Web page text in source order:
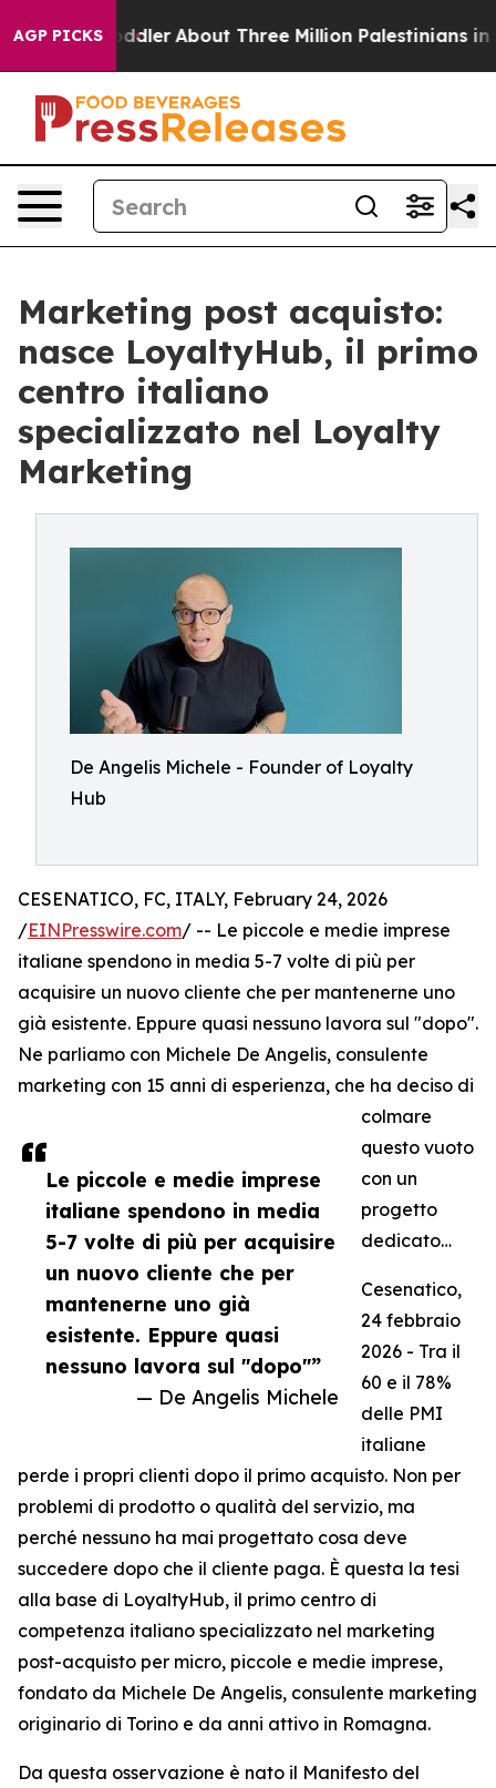
AGP PICKS
a Toddler About Three Million Palestinians in
Marketing post acquisto:
nasce LoyaltyHub, il primo
centro italiano
specializzato nel Loyalty
Marketing
De Angelis Michele - Founder of Loyalty
Hub
Le piccole e medie imprese
italiane spendono in media
5-7 volte di più per acquisire
un nuovo cliente che per
mantenerne uno già
esistente. Eppure quasi
nessuno lavora sul "dopo"”
— De Angelis Michele
CESENATICO, FC, ITALY, February 24, 2026
/EINPresswire.com/ -- Le piccole e medie imprese
italiane spendono in media 5-7 volte di più per
acquisire un nuovo cliente che per mantenerne uno
già esistente. Eppure quasi nessuno lavora sul "dopo".
Ne parliamo con Michele De Angelis, consulente
marketing con 15 anni di esperienza, che ha deciso di
colmare
questo vuoto
con un
progetto
dedicato…
Cesenatico,
24 febbraio
2026 - Tra il
60 e il 78%
delle PMI
italiane
perde i propri clienti dopo il primo acquisto. Non per
problemi di prodotto o qualità del servizio, ma
perché nessuno ha mai progettato cosa deve
succedere dopo che il cliente paga. È questa la tesi
alla base di LoyaltyHub, il primo centro di
competenza italiano specializzato nel marketing
post-acquisto per micro, piccole e medie imprese,
fondato da Michele De Angelis, consulente marketing
originario di Torino e da anni attivo in Romagna.
Da questa osservazione è nato il Manifesto del